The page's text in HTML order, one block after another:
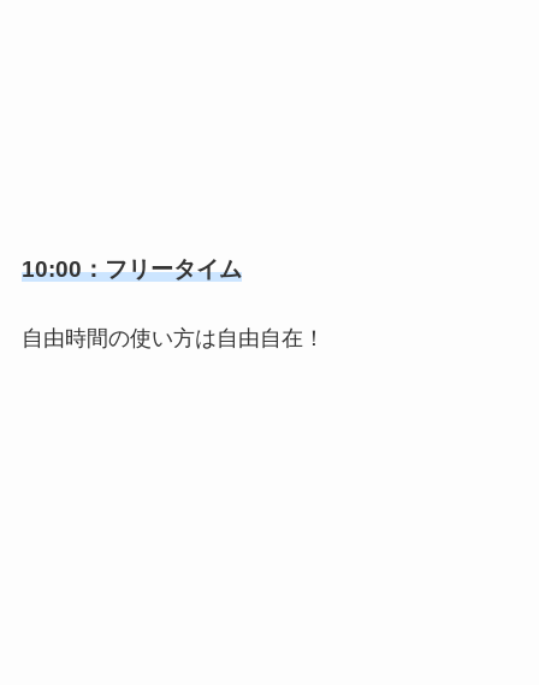
10:00：フリータイム
自由時間の使い方は自由自在！